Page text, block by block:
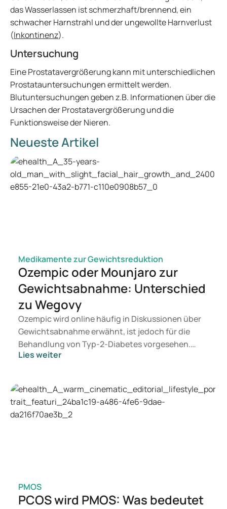
das Wasserlassen ist schmerzhaft/brennend, ein
schwacher Harnstrahl und der ungewollte Harnverlust
(Inkontinenz).
Untersuchung
Eine Prostatavergrößerung kann mit unterschiedlichen
Prostatauntersuchungen ermittelt werden.
Blutuntersuchungen geben z.B. Informationen über die
Ursachen der Prostatavergrößerung und die
Funktionsweise der Nieren.
Neueste Artikel
Medikamente zur Gewichtsreduktion
Ozempic oder Mounjaro zur
Gewichtsabnahme: Unterschied
zu Wegovy
Ozempic wird online häufig in Diskussionen über
Gewichtsabnahme erwähnt, ist jedoch für die
Behandlung von Typ-2-Diabetes vorgesehen.
Wenn Sie eine Therapie zur Gewichtskontrolle
Sie geeignet ist, entscheidet ein Arzt auf
Grundlage Ihrer Gesundheit, Ihres BMI und Ihres
Medikamentenkonsums.
Lies weiter
PMOS
PCOS wird PMOS: Was bedeutet